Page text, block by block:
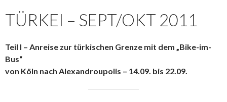
TÜRKEI – SEPT/OKT 2011
Teil I – Anreise zur türkischen Grenze mit dem „Bike-im-
Bus“
von Köln nach Alexandroupolis – 14.09. bis 22.09.